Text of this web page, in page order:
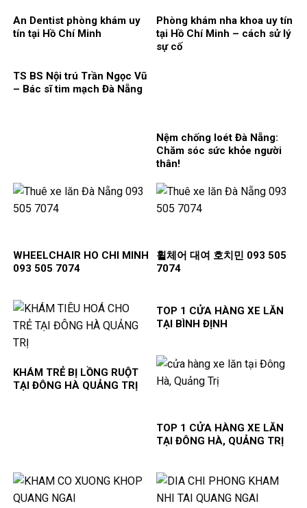
An Dentist phòng khám uy
tín tại Hồ Chí Minh
Phòng khám nha khoa uy tín
tại Hồ Chí Minh – cách sử lý
sự cố
TS BS Nội trú Trần Ngọc Vũ
– Bác sĩ tim mạch Đà Nẵng
Nệm chống loét Đà Nẵng:
Chăm sóc sức khỏe người
thân!
WHEELCHAIR HO CHI MINH
093 505 7074
휠체어 대여 호치민 093 505
7074
KHÁM TRẺ BỊ LỒNG RUỘT
TẠI ĐÔNG HÀ QUẢNG TRỊ
TOP 1 CỬA HÀNG XE LĂN
TẠI BÌNH ĐỊNH
TOP 1 CỬA HÀNG XE LĂN
TẠI ĐÔNG HÀ, QUẢNG TRỊ